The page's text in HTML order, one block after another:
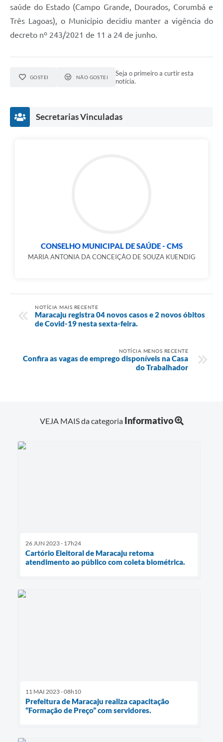
saúde do Estado (Campo Grande, Dourados, Corumbá e
Três Lagoas), o Município decidiu manter a vigência do
decreto nº 243/2021 de 11 a 24 de junho.
GOSTEI NÃO GOSTEI
Seja o primeiro a curtir esta
notícia.
Secretarias Vinculadas
CONSELHO MUNICIPAL DE SAÚDE - CMS
MARIA ANTONIA DA CONCEIÇÃO DE SOUZA KUENDIG
NOTÍCIA MAIS RECENTE
Maracaju registra 04 novos casos e 2 novos óbitos
de Covid-19 nesta sexta-feira.
NOTÍCIA MENOS RECENTE
Confira as vagas de emprego disponíveis na Casa
do Trabalhador
VEJA MAIS da categoria Informativo
26 JUN 2023 - 17h24
Cartório Eleitoral de Maracaju retoma
atendimento ao público com coleta biométrica.
11 MAI 2023 - 08h10
Prefeitura de Maracaju realiza capacitação
“Formação de Preço” com servidores.